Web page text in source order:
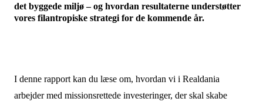
det byggede miljø – og hvordan resultaterne understøtter
vores filantropiske strategi for de kommende år.
I denne rapport kan du læse om, hvordan vi i Realdania
arbejder med missionsrettede investeringer, der skal skabe